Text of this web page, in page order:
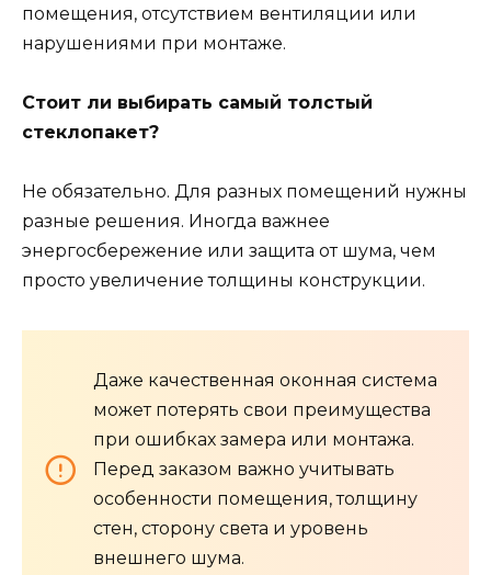
помещения, отсутствием вентиляции или
нарушениями при монтаже.
Стоит ли выбирать самый толстый
стеклопакет?
Не обязательно. Для разных помещений нужны
разные решения. Иногда важнее
энергосбережение или защита от шума, чем
просто увеличение толщины конструкции.
Даже качественная оконная система
может потерять свои преимущества
при ошибках замера или монтажа.
Перед заказом важно учитывать
особенности помещения, толщину
стен, сторону света и уровень
внешнего шума.